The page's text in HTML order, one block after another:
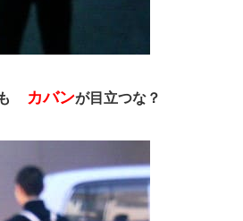
カバンが目立つな？